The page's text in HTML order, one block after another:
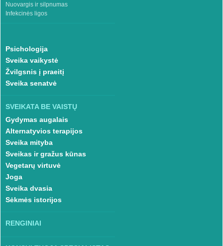
Nuovargis ir silpnumas
Infekcinės ligos
Psichologija
Sveika vaikystė
Žvilgsnis į praeitį
Sveika senatvė
SVEIKATA BE VAISTŲ
Gydymas augalais
Alternatyvios terapijos
Sveika mityba
Sveikas ir gražus kūnas
Vegetarų virtuvė
Joga
Sveika dvasia
Sėkmės istorijos
RENGINIAI